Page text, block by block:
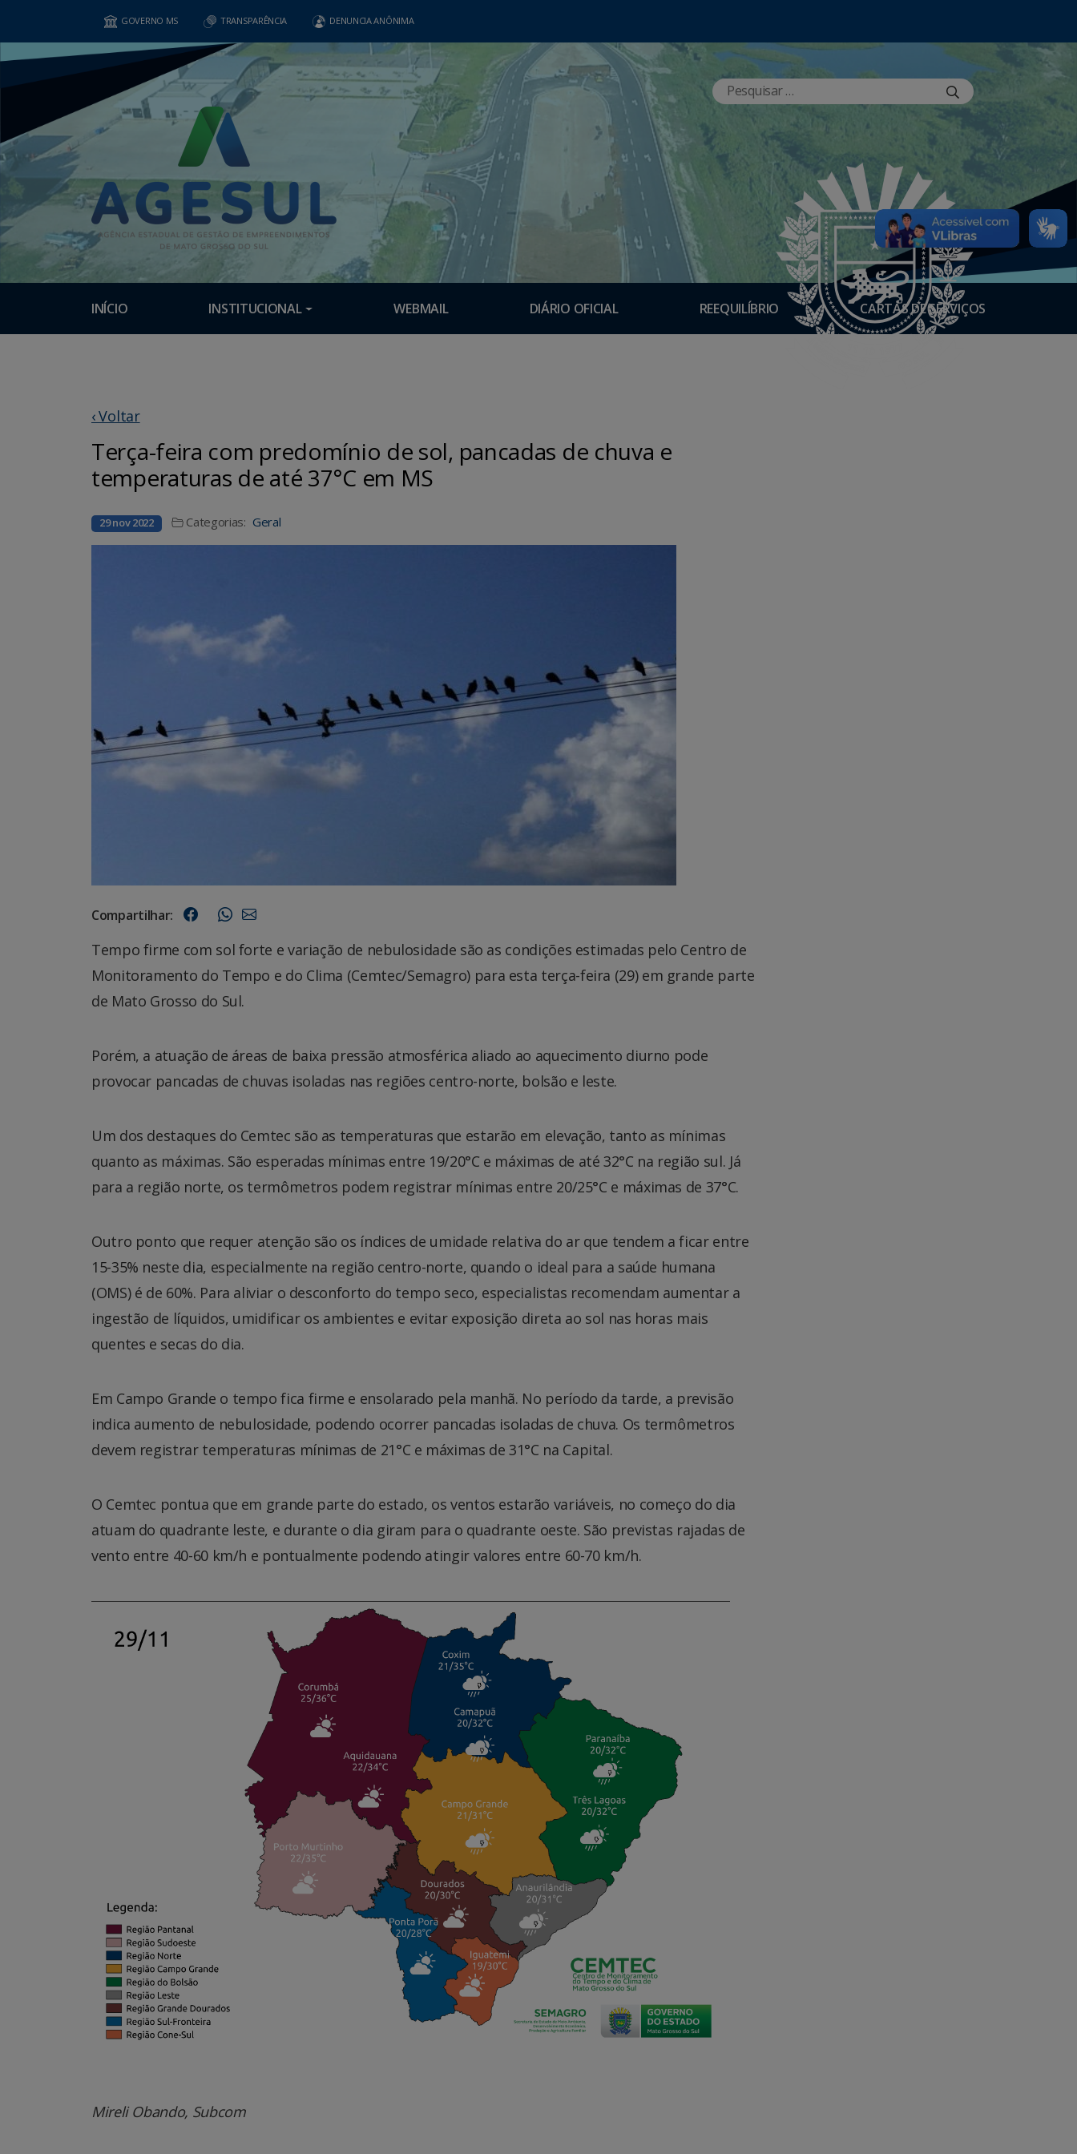
GOVERNO MS TRANSPARÊNCIA DENUNCIA ANÔNIMA
INÍCIO INSTITUCIONAL WEBMAIL DIÁRIO OFICIAL REEQUILÍBRIO CARTAS DE SERVIÇOS
‹ Voltar
Terça-feira com predomínio de sol, pancadas de chuva e
temperaturas de até 37°C em MS
29 nov 2022 Categorias: Geral
Compartilhar:
Tempo firme com sol forte e variação de nebulosidade são as condições estimadas pelo Centro de
Monitoramento do Tempo e do Clima (Cemtec/Semagro) para esta terça-feira (29) em grande parte
de Mato Grosso do Sul.
Porém, a atuação de áreas de baixa pressão atmosférica aliado ao aquecimento diurno pode
provocar pancadas de chuvas isoladas nas regiões centro-norte, bolsão e leste.
Um dos destaques do Cemtec são as temperaturas que estarão em elevação, tanto as mínimas
quanto as máximas. São esperadas mínimas entre 19/20°C e máximas de até 32°C na região sul. Já
para a região norte, os termômetros podem registrar mínimas entre 20/25°C e máximas de 37°C.
Outro ponto que requer atenção são os índices de umidade relativa do ar que tendem a ficar entre
15-35% neste dia, especialmente na região centro-norte, quando o ideal para a saúde humana
(OMS) é de 60%. Para aliviar o desconforto do tempo seco, especialistas recomendam aumentar a
ingestão de líquidos, umidificar os ambientes e evitar exposição direta ao sol nas horas mais
quentes e secas do dia.
Em Campo Grande o tempo fica firme e ensolarado pela manhã. No período da tarde, a previsão
indica aumento de nebulosidade, podendo ocorrer pancadas isoladas de chuva. Os termômetros
devem registrar temperaturas mínimas de 21°C e máximas de 31°C na Capital.
O Cemtec pontua que em grande parte do estado, os ventos estarão variáveis, no começo do dia
atuam do quadrante leste, e durante o dia giram para o quadrante oeste. São previstas rajadas de
vento entre 40-60 km/h e pontualmente podendo atingir valores entre 60-70 km/h.
Mireli Obando, Subcom